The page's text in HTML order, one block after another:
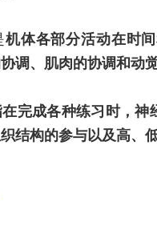
机体各部分活动在时
调、肌肉的协调和动
完成各种练习时，神
结构的参与以及高、